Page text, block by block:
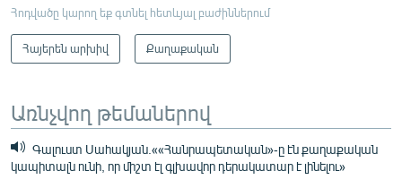
Հոդվածը կարող եք գտնել հետևյալ բաժիններում
Հայերեն արխիվ Քաղաքական
Առնչվող թեմաներով
Գալուստ Սահակյան.««Հանրապետական»-ը էն քաղաքական
կապիտալն ունի, որ միշտ էլ գլխավոր դերակատար է լինելու»